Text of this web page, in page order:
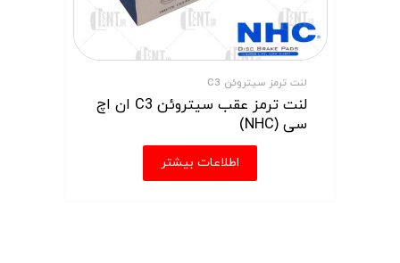
لنت ترمز سیتروئن C3
لنت ترمز عقب سیتروئن C3 ان اچ
سی (NHC)
اطلاعات بیشتر